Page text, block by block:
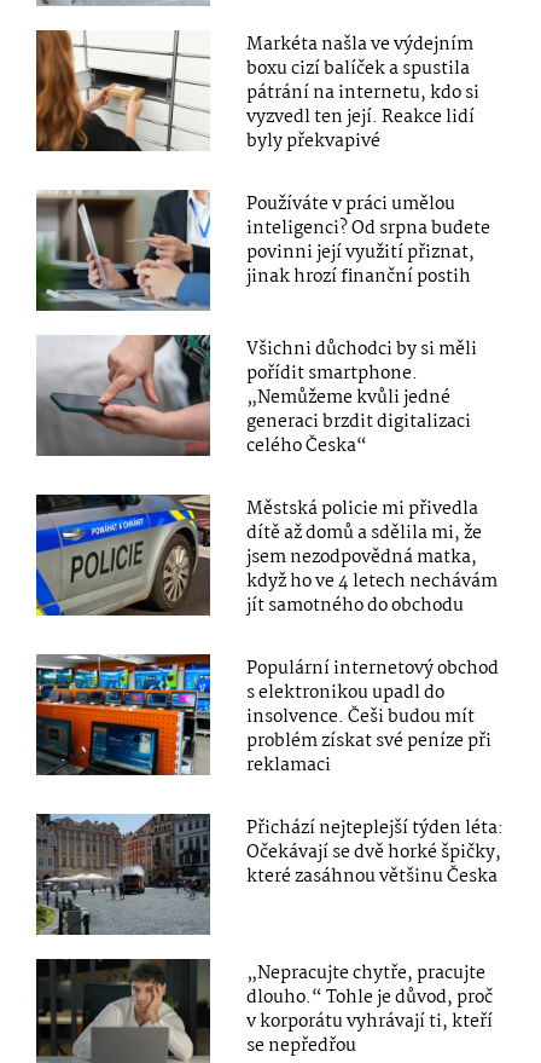
Markéta našla ve výdejním
boxu cizí balíček a spustila
pátrání na internetu, kdo si
vyzvedl ten její. Reakce lidí
byly překvapivé
Používáte v práci umělou
inteligenci? Od srpna budete
povinni její využití přiznat,
jinak hrozí finanční postih
Všichni důchodci by si měli
pořídit smartphone.
„Nemůžeme kvůli jedné
generaci brzdit digitalizaci
celého Česka“
Městská policie mi přivedla
dítě až domů a sdělila mi, že
jsem nezodpovědná matka,
když ho ve 4 letech nechávám
jít samotného do obchodu
Populární internetový obchod
s elektronikou upadl do
insolvence. Češi budou mít
problém získat své peníze při
reklamaci
Přichází nejteplejší týden léta:
Očekávají se dvě horké špičky,
které zasáhnou většinu Česka
„Nepracujte chytře, pracujte
dlouho.“ Tohle je důvod, proč
v korporátu vyhrávají ti, kteří
se nepředřou